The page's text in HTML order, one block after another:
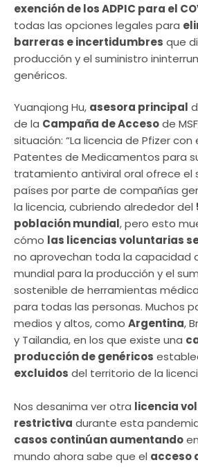
exención de los ADPIC para el
todas las opciones legales para
barreras e incertidumbres que
producción y el suministro
genéricos.
Yuanqiong Hu, asesora principal
de la Campaña de Accesode
situación: “La licencia de Pfizer con
Patentes de Medicamentos para
tratamiento antiviral oral ofrece el
países por parte de compañías
la licencia, cubriendo alrededor del
población mundial, pero esto
cómo las licencias voluntarias
no aprovechan toda la capacidad
mundial para la producción y el
sostenible de herramientas
para todas las personas. Muchos
medios y altos, como Argentina,
y Tailandia, en los que existe una
producción de genéricos
excluidos del territorio de la
Nos desanima ver otra licencia
restrictiva durante esta
casos continúan aumentando
mundo ahora sabe que el acceso